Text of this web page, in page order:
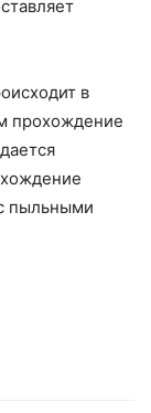
в
прохождение
пыльными